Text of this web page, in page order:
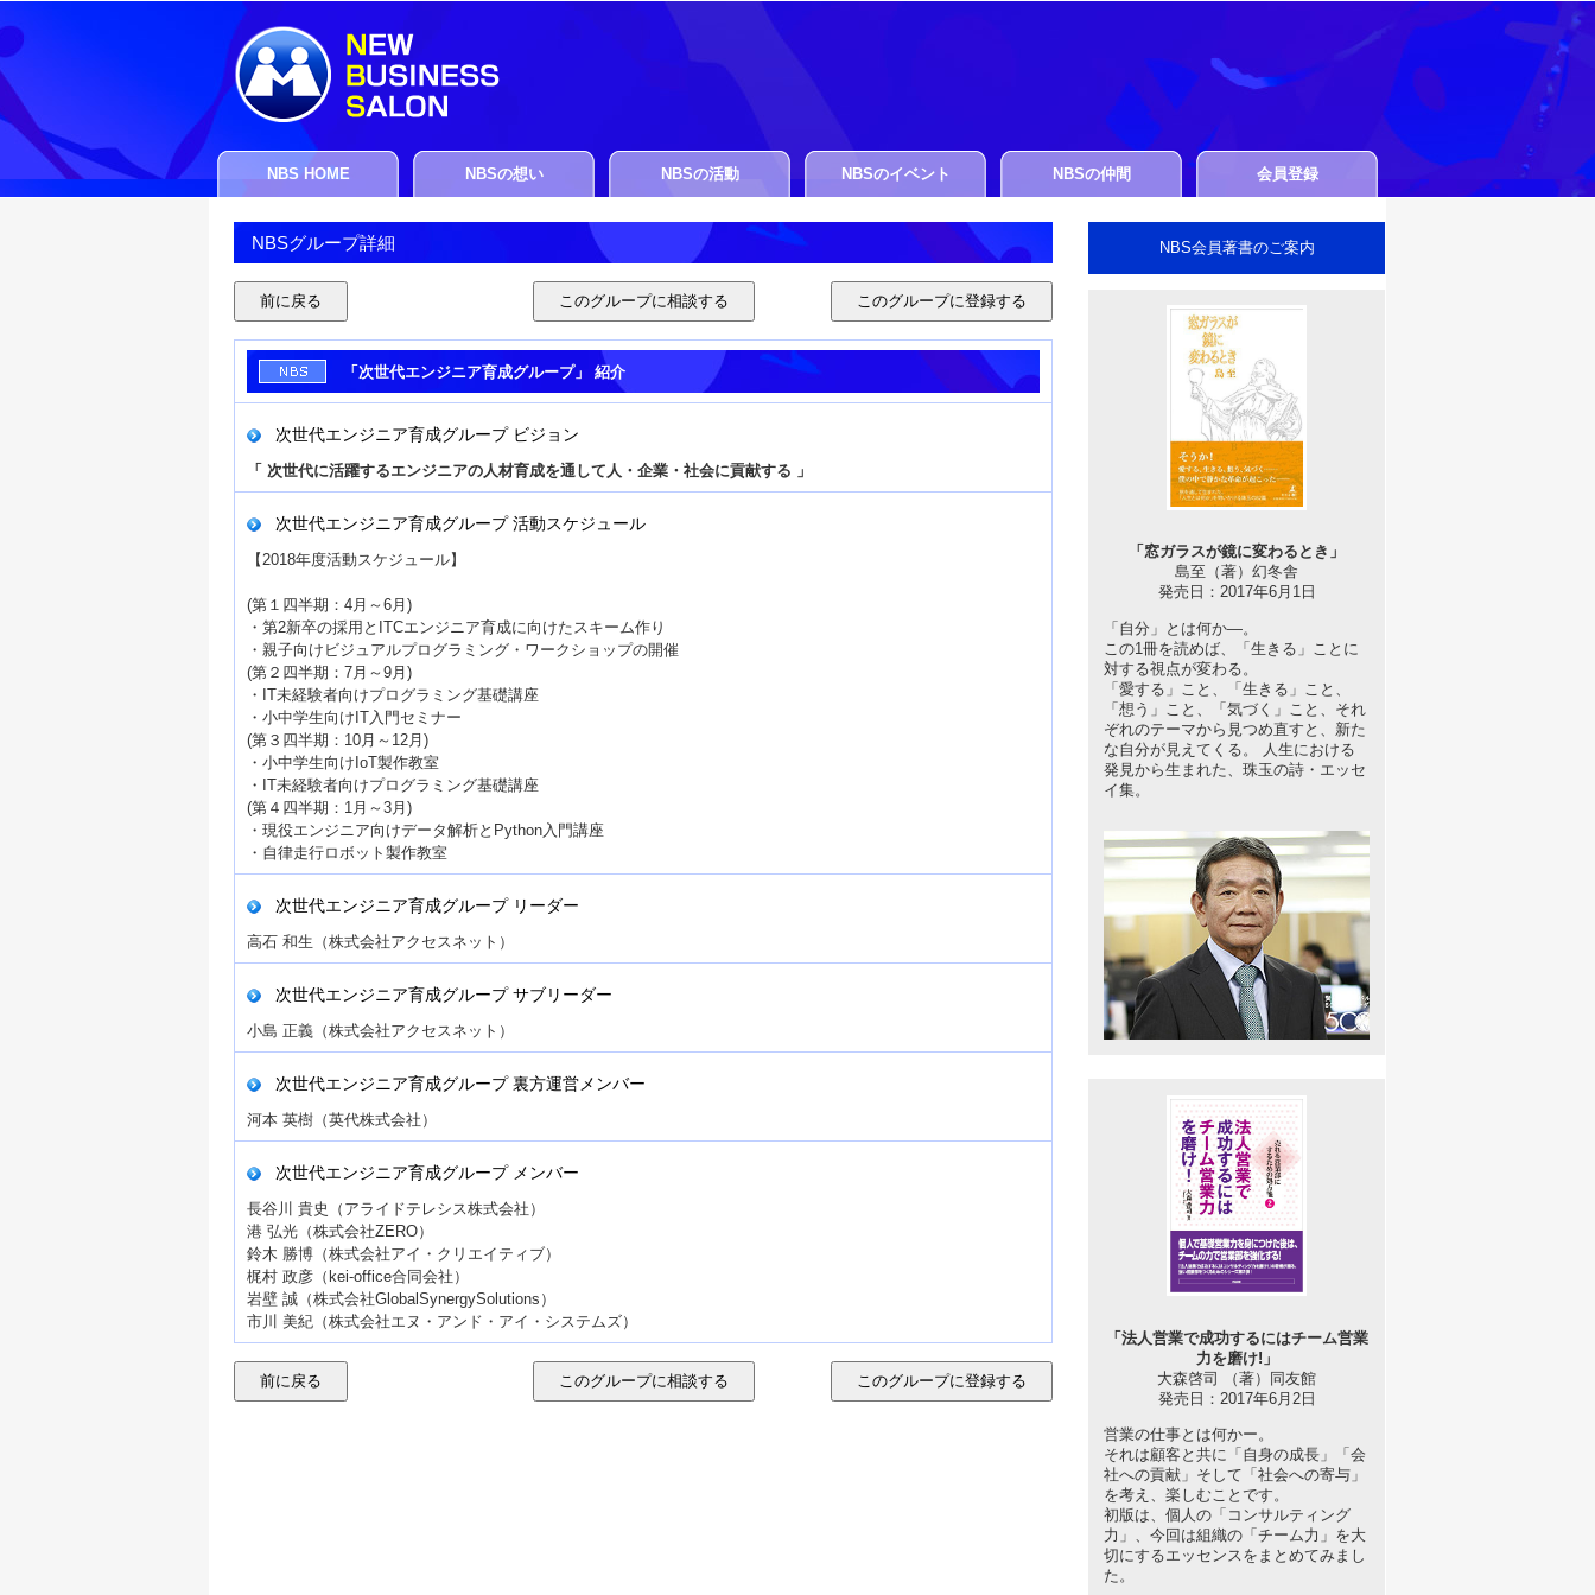
NBS HOME NBSの想い NBSの活動 NBSのイベント NBSの仲間 会員登録
NBSグループ詳細
「次世代エンジニア育成グループ」 紹介
次世代エンジニア育成グループ ビジョン
「 次世代に活躍するエンジニアの人材育成を通して人・企業・社会に貢献する 」
次世代エンジニア育成グループ 活動スケジュール
【2018年度活動スケジュール】
(第１四半期：4月～6月)
・第2新卒の採用とITCエンジニア育成に向けたスキーム作り
・親子向けビジュアルプログラミング・ワークショップの開催
(第２四半期：7月～9月)
・IT未経験者向けプログラミング基礎講座
・小中学生向けIT入門セミナー
(第３四半期：10月～12月)
・小中学生向けIoT製作教室
・IT未経験者向けプログラミング基礎講座
(第４四半期：1月～3月)
・現役エンジニア向けデータ解析とPython入門講座
・自律走行ロボット製作教室
次世代エンジニア育成グループ リーダー
高石 和生（株式会社アクセスネット）
次世代エンジニア育成グループ サブリーダー
小島 正義（株式会社アクセスネット）
次世代エンジニア育成グループ 裏方運営メンバー
河本 英樹（英代株式会社）
次世代エンジニア育成グループ メンバー
長谷川 貴史（アライドテレシス株式会社）
港 弘光（株式会社ZERO）
鈴木 勝博（株式会社アイ・クリエイティブ）
梶村 政彦（kei-office合同会社）
岩壁 誠（株式会社GlobalSynergySolutions）
市川 美紀（株式会社エヌ・アンド・アイ・システムズ）
NBS会員著書のご案内
「窓ガラスが鏡に変わるとき」
島至（著）幻冬舎
発売日：2017年6月1日
「自分」とは何か―。
この1冊を読めば、「生きる」ことに
対する視点が変わる。
「愛する」こと、「生きる」こと、
「想う」こと、「気づく」こと、それ
ぞれのテーマから見つめ直すと、新た
な自分が見えてくる。 人生における
発見から生まれた、珠玉の詩・エッセ
イ集。
「法人営業で成功するにはチーム営業
力を磨け!」
大森啓司 （著）同友館
発売日：2017年6月2日
営業の仕事とは何かー。
それは顧客と共に「自身の成長」「会
社への貢献」そして「社会への寄与」
を考え、楽しむことです。
初版は、個人の「コンサルティング
力」、今回は組織の「チーム力」を大
切にするエッセンスをまとめてみまし
た。